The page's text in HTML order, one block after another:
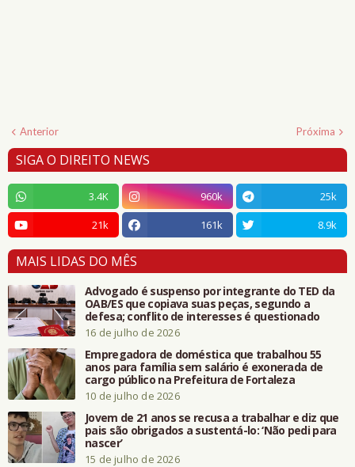
Anterior Próxima
SIGA O DIREITO NEWS
3.4K 960k
25k
21k
161k 8.9k
MAIS LIDAS DO MÊS
Advogado é suspenso por integrante do TED da
OAB/ES que copiava suas peças, segundo a
defesa; conflito de interesses é questionado
16 de julho de 2026
Empregadora de doméstica que trabalhou 55
anos para família sem salário é exonerada de
cargo público na Prefeitura de Fortaleza
10 de julho de 2026
Jovem de 21 anos se recusa a trabalhar e diz que
pais são obrigados a sustentá-lo: ‘Não pedi para
nascer’
15 de julho de 2026